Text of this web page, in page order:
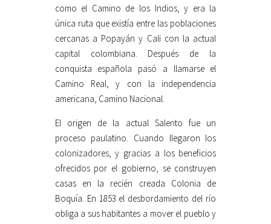
como el Camino de los Indios, y era la
única ruta que existía entre las poblaciones
cercanas a Popayán y Cali con la actual
capital colombiana. Después de la
conquista española pasó a llamarse el
Camino Real, y con la independencia
americana, Camino Nacional.
El origen de la actual Salento fue un
proceso paulatino. Cuando llegaron los
colonizadores, y gracias a los beneficios
ofrecidos por el gobierno, se construyen
casas en la recién creada Colonia de
Boquía. En 1853 el desbordamiento del río
obliga a sus habitantes a mover el pueblo y